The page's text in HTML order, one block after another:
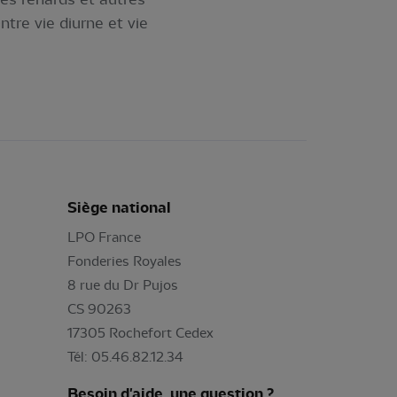
vie diurne et vie
Siège national
LPO France
Fonderies Royales
8 rue du Dr Pujos
CS 90263
17305 Rochefort Cedex
Tél: 05.46.82.12.34